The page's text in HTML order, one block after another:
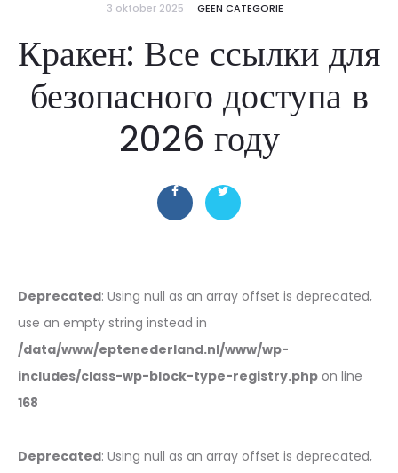
3 oktober 2025 GEEN CATEGORIE
Кракен: Все ссылки для
безопасного доступа в
2026 году
Deprecated: Using null as an array offset is deprecated,
use an empty string instead in
/data/www/eptenederland.nl/www/wp-
includes/class-wp-block-type-registry.php on line
168
Deprecated: Using null as an array offset is deprecated,